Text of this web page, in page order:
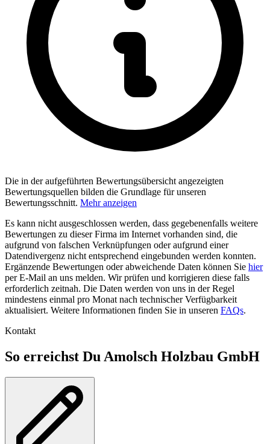
Die in der aufgeführten Bewertungsübersicht angezeigten
Bewertungsquellen bilden die Grundlage für unseren
Bewertungsschnitt. Mehr anzeigen
Es kann nicht ausgeschlossen werden, dass gegebenenfalls weitere
Bewertungen zu dieser Firma im Internet vorhanden sind, die
aufgrund von falschen Verknüpfungen oder aufgrund einer
Datendivergenz nicht entsprechend eingebunden werden konnten.
Ergänzende Bewertungen oder abweichende Daten können Sie hier
per E-Mail an uns melden. Wir prüfen und korrigieren diese falls
erforderlich zeitnah. Die Daten werden von uns in der Regel
mindestens einmal pro Monat nach technischer Verfügbarkeit
aktualisiert. Weitere Informationen finden Sie in unseren FAQs.
Kontakt
So erreichst Du Amolsch Holzbau GmbH